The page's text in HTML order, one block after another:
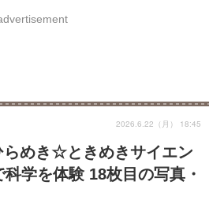
催学校説明会・相談会
らめき☆ときめきサイエン
学を体験 18枚目の写真・
2026.6.22（月） 18:45